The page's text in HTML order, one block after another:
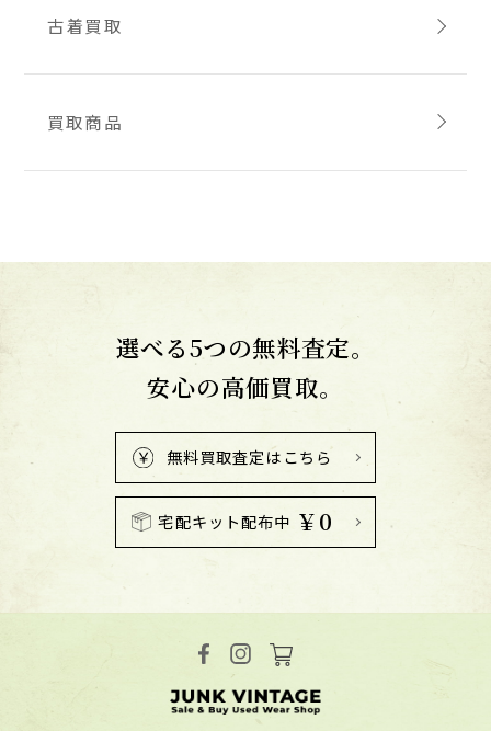
古着買取
買取商品
選べる5つの無料査定。
安心の高価買取。
無料買取査定はこちら
宅配キット配布中 ￥0